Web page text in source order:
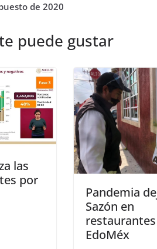
de 2020
puede gustar
las
por
Pandemia
Sazón en
EdoMéx